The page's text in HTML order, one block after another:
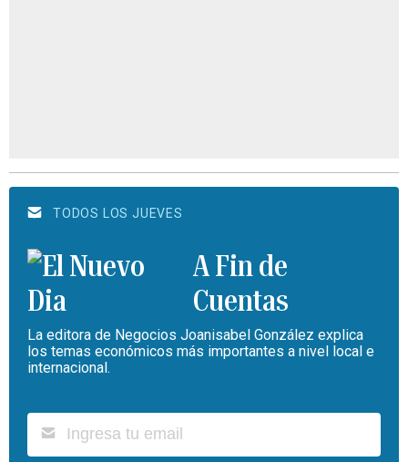
TODOS LOS JUEVES
A Fin de
Cuentas
La editora de Negocios Joanisabel González explica
los temas económicos más importantes a nivel local e
internacional.